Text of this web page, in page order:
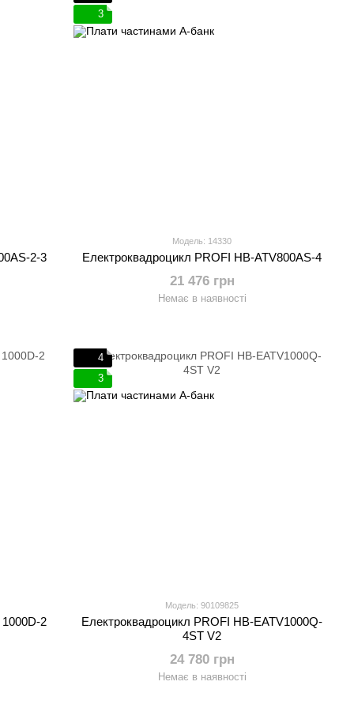
2-3
3
Модель: 14330
Електроквадроцикл PROFI HB-ATV800AS-4
21 476 грн
Немає в наявності
2
4
3
Модель: 90109825
Електроквадроцикл PROFI HB-EATV1000Q-
4ST V2
24 780 грн
Немає в наявності